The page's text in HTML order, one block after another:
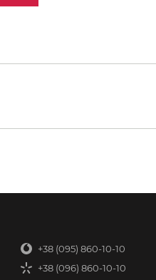
+38 (095) 860-10-10
+38 (096) 860-10-10